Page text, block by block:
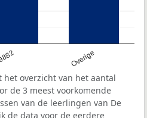
Overige
het overzicht van het aantal
de 3 meest voorkomende
van de leerlingen van De
de data voor de eerdere